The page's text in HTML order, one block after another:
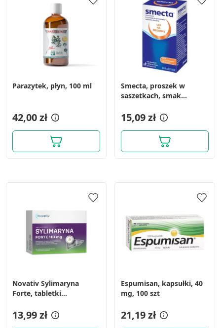
Parazytek, płyn, 100 ml
42,00 zł
Smecta, proszek w
saszetkach, smak
waniliowy, 3 g, 10 szt.
15,09 zł
Novativ Sylimaryna
Forte, tabletki
13,99 zł
Espumisan, kapsułki, 40
mg, 100 szt
21,19 zł